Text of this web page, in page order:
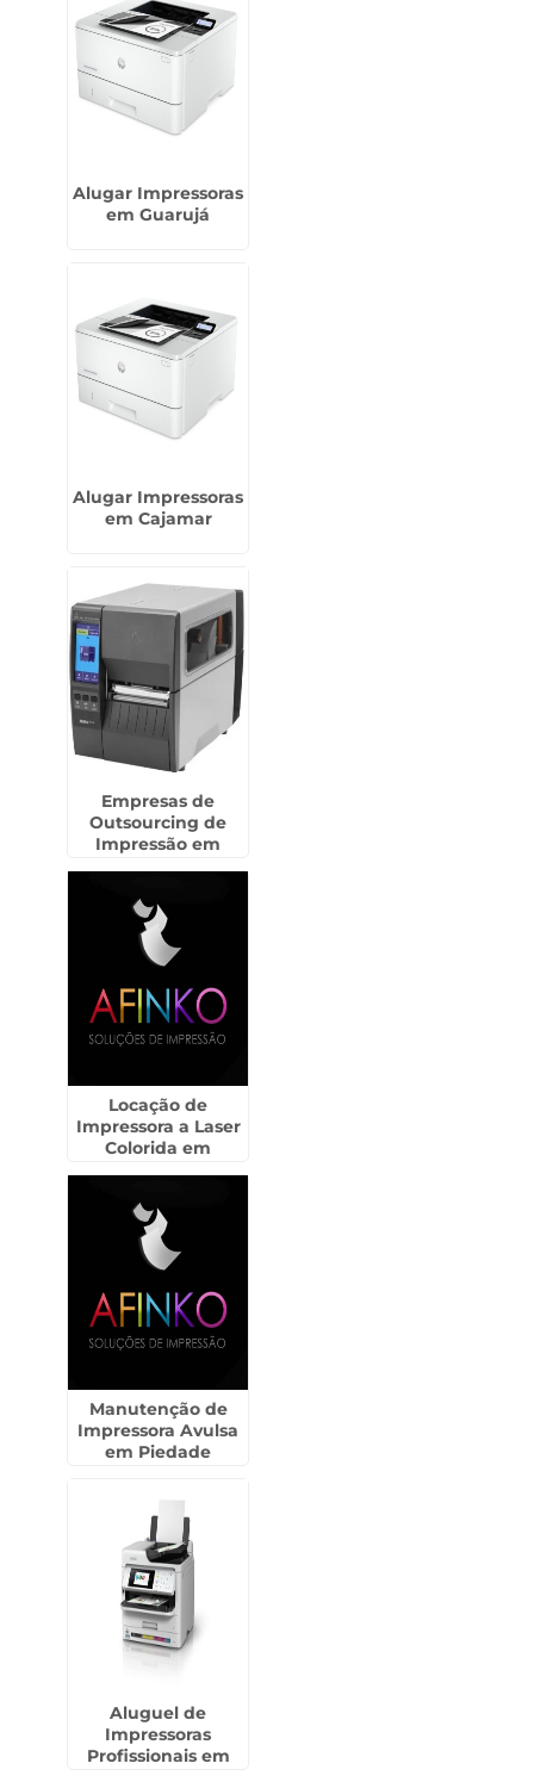
Alugar Impressoras
em Guarujá
Alugar Impressoras
em Cajamar
Empresas de
Outsourcing de
Impressão em
Locação de
Impressora a Laser
Colorida em
Manutenção de
Impressora Avulsa
em Piedade
Aluguel de
Impressoras
Profissionais em